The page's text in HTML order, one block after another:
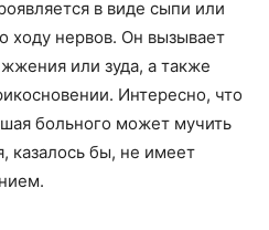
в виде сыпи или
ходу нервов. Он вызывает
или зуда, а также
Интересно, что
больного может мучить
казалось бы, не имеет